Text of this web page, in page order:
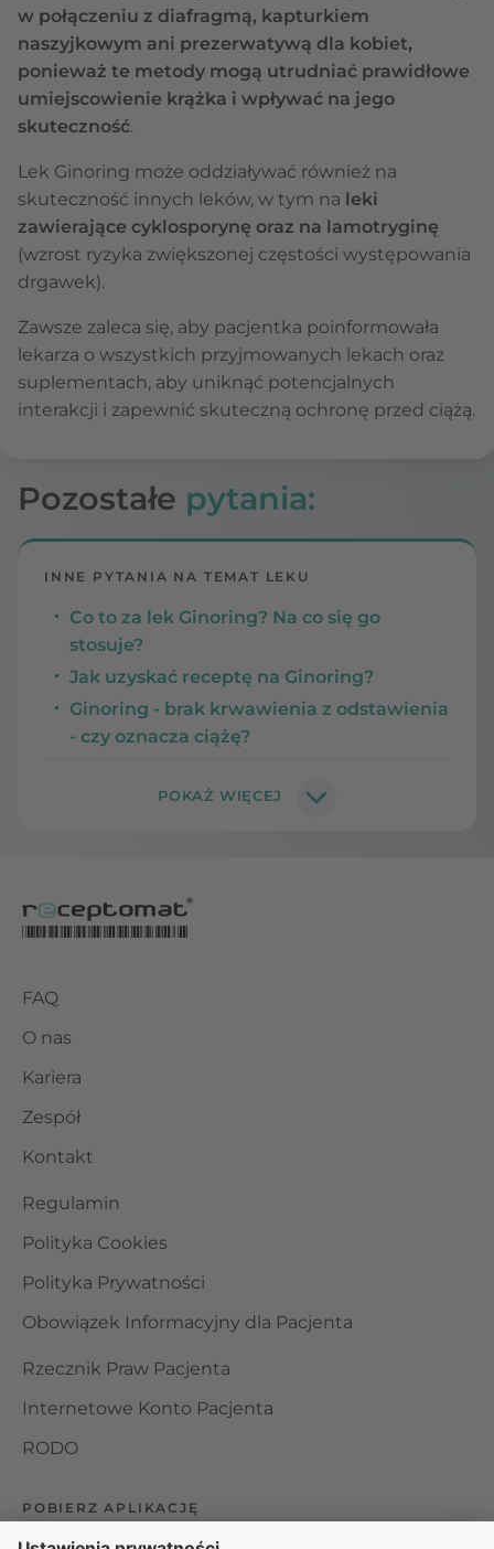
w połączeniu z diafragmą, kapturkiem
naszyjkowym ani prezerwatywą dla kobiet,
ponieważ te metody mogą utrudniać prawidłowe
umiejscowienie krążka i wpływać na jego
skuteczność.
Lek Ginoring może oddziaływać również na
skuteczność innych leków, w tym na leki
zawierające cyklosporynę oraz na lamotryginę
(wzrost ryzyka zwiększonej częstości występowania
drgawek).
Zawsze zaleca się, aby pacjentka poinformowała
lekarza o wszystkich przyjmowanych lekach oraz
suplementach, aby uniknąć potencjalnych
interakcji i zapewnić skuteczną ochronę przed ciążą.
Pozostałe pytania:
INNE PYTANIA NA TEMAT LEKU
Co to za lek Ginoring? Na co się go
stosuje?
Jak uzyskać receptę na Ginoring?
Ginoring - brak krwawienia z odstawienia
- czy oznacza ciążę?
FAQ
O nas
Kariera
Zespół
Kontakt
Regulamin
Polityka Cookies
Polityka Prywatności
Obowiązek Informacyjny dla Pacjenta
Rzecznik Praw Pacjenta
Internetowe Konto Pacjenta
RODO
POBIERZ APLIKACJĘ